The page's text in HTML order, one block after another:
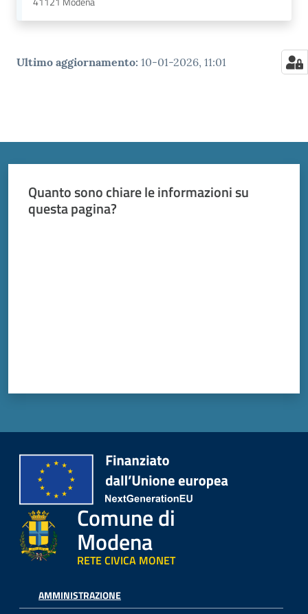
Ultimo aggiornamento: 10-01-2026, 11:01
Quanto sono chiare le informazioni su
questa pagina?
Comune di
Modena
RETE CIVICA MONET
AMMINISTRAZIONE